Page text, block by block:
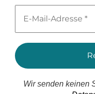
Mail-
*
Wir senden keinen